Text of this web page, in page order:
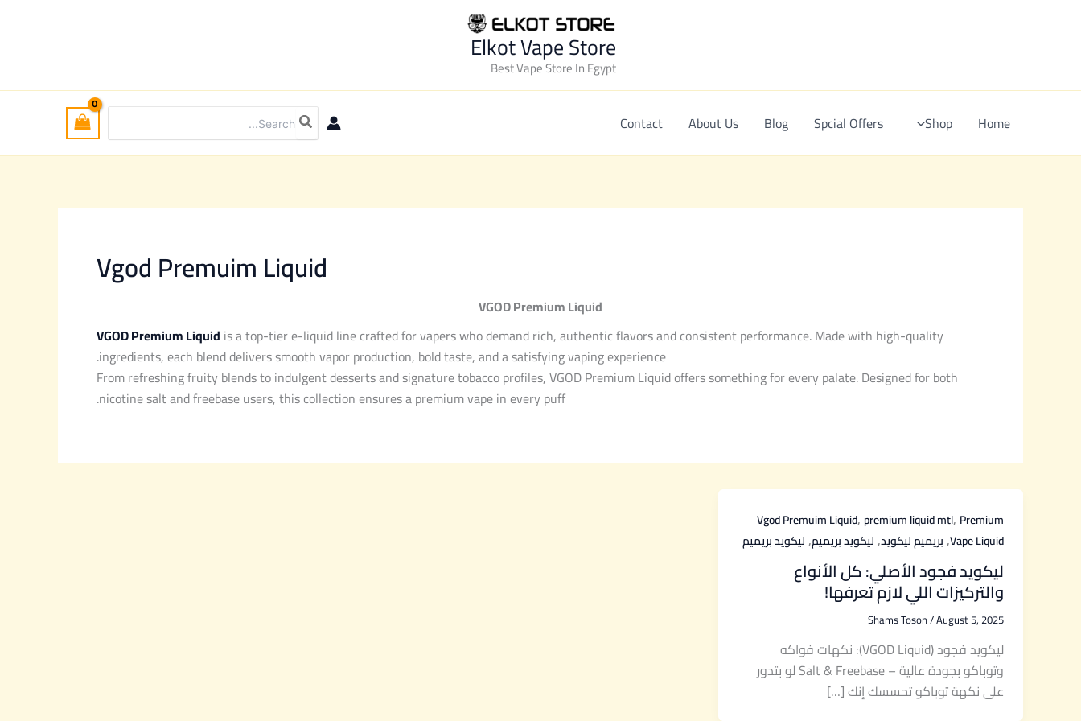
Elkot Vape Store
Best Vape Store In Egypt
Home
Shop
Spcial Offers
Blog
About Us
Contact
Search
for:
Vgod Premuim Liquid
VGOD Premium Liquid
VGOD Premium Liquid is a top-tier e-liquid line crafted for vapers who demand rich, authentic flavors and consistent performance. Made with high-quality
ingredients, each blend delivers smooth vapor production, bold taste, and a satisfying vaping experience.
From refreshing fruity blends to indulgent desserts and signature tobacco profiles, VGOD Premium Liquid offers something for every palate. Designed for both
nicotine salt and freebase users, this collection ensures a premium vape in every puff.
Vgod Premuim Liquid, premium liquid mtl, Premium
Vape Liquid
,بريميم ليكويد,ليكويد بريميم,ليكويد بريميم
ليكويد فجود الأصلي: كل الأنواع
والتركيزات اللي لازم تعرفها!
Shams Toson/August 5, 2025
ليكويد فجود (VGOD Liquid): نكهات فواكه
وتوباكو بجودة عالية – Salt & Freebase لو بتدور
على نكهة توباكو تحسسك إنك […]